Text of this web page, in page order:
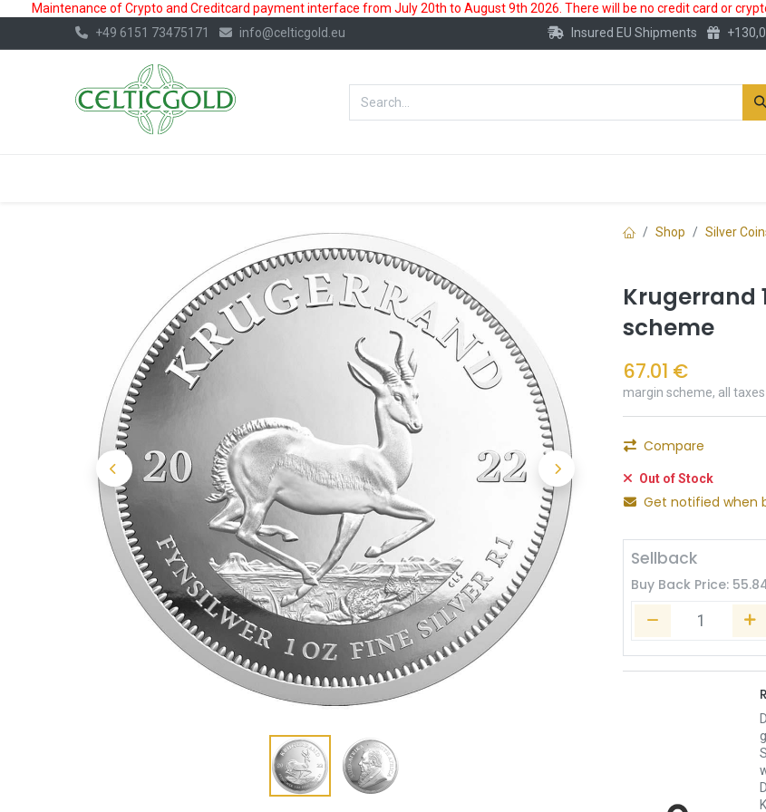
Maintenance of Crypto and Creditcard payment interface from July 20th to August 9th 2026. There will be no credit card or
+49 6151 73475171
info@celticgold.eu Insured EU Shipments
Shop Silver
Krugerrand
scheme
67.01 €
margin scheme, all
Compare
Out of Stock
Get notified when
Sellback
Buy Back Price: